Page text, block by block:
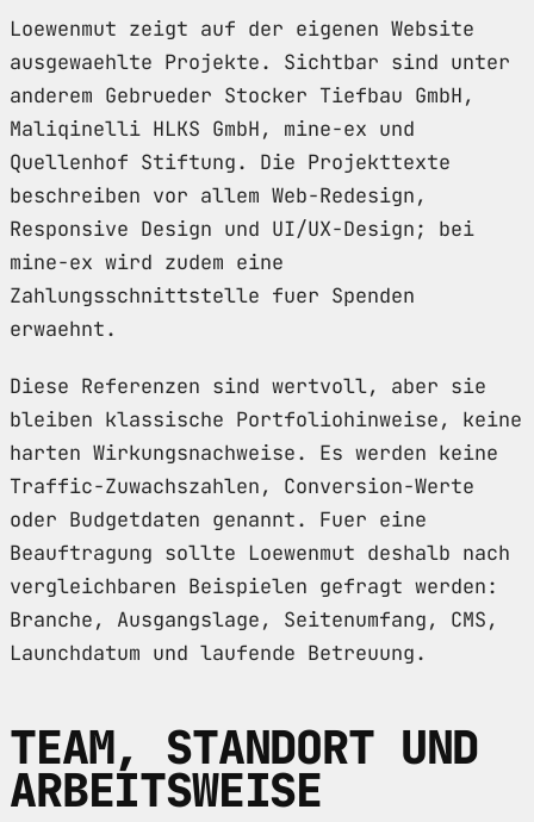
Loewenmut zeigt auf der eigenen Website
ausgewaehlte Projekte. Sichtbar sind unter
anderem Gebrueder Stocker Tiefbau GmbH,
Maliqinelli HLKS GmbH, mine-ex und
Quellenhof Stiftung. Die Projekttexte
beschreiben vor allem Web-Redesign,
Responsive Design und UI/UX-Design; bei
mine-ex wird zudem eine
Zahlungsschnittstelle fuer Spenden
erwaehnt.
Diese Referenzen sind wertvoll, aber sie
bleiben klassische Portfoliohinweise, keine
harten Wirkungsnachweise. Es werden keine
Traffic-Zuwachszahlen, Conversion-Werte
oder Budgetdaten genannt. Fuer eine
Beauftragung sollte Loewenmut deshalb nach
vergleichbaren Beispielen gefragt werden:
Branche, Ausgangslage, Seitenumfang, CMS,
Launchdatum und laufende Betreuung.
TEAM, STANDORT UND
ARBEITSWEISE